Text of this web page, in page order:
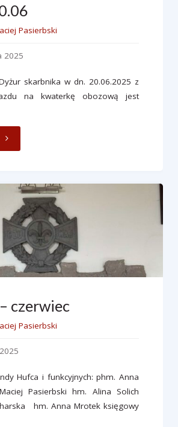
Pasierbski
2025
Dyżur skarbnika w dn. 20.06.2025 z
na kwaterkę obozową jest
"Informacja
dyżur
20.06"
czerwiec
Pasierbski
Hufca i funkcyjnych: phm. Anna
Pasierbski hm. Alina Solich
hm. Anna Mrotek księgowy